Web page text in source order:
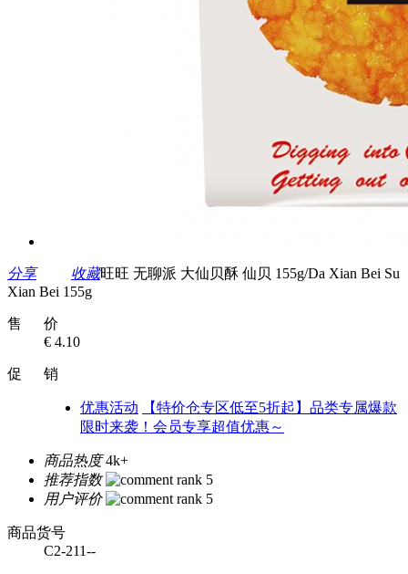
分享 收藏旺旺 无聊派 大仙贝酥 仙贝 155g/Da Xian Bei Su
Xian Bei 155g
售 价
€ 4.10
促 销
优惠活动
【特价仓专区低至5折起】品类专属爆款
限时来袭！会员专享超值优惠～
商品热度 4k+
推荐指数
用户评价
商品货号
C2-211--